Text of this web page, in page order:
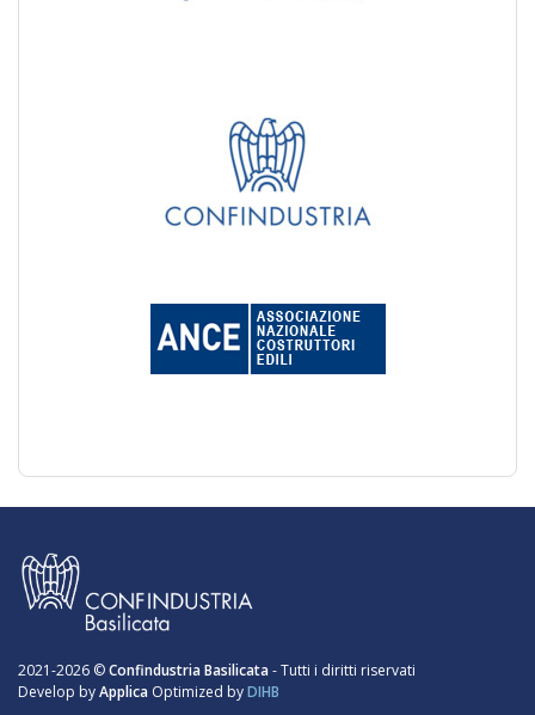
2021-2026 ©Confindustria Basilicata- Tutti i diritti riservati
Develop byApplica Optimized byDIHB